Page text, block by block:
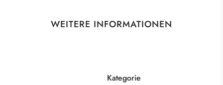
WEITERE INFORMATIONEN
Kategorie